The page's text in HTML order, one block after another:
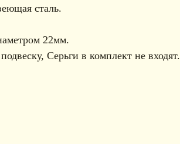
сталь.
22мм.
Серьги в комплект не входят.